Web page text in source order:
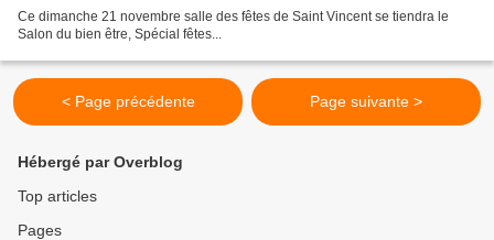
Ce dimanche 21 novembre salle des fêtes de Saint Vincent se tiendra le
Salon du bien être, Spécial fêtes...
< Page précédente Page suivante >
Hébergé par Overblog
Top articles
Pages